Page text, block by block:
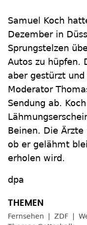
Samuel Koch
Dezember in
Sprungstelzen
Autos zu hüpfen.
aber gestürzt
Moderator
Sendung ab.
Beinen. Die
ob er gelähmt
erholen wird.
dpa
Fernsehen ZDF